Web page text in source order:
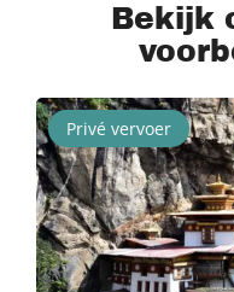
Bekijk
Privé vervoer